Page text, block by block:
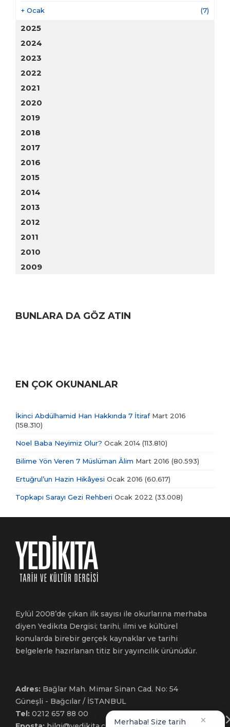
+ Ocak (7)
2025
2024
2023
2022
2021
2020
2019
2018
2017
2016
2015
2014
2013
2012
2011
2010
2009
BUNLARA DA GÖZ ATIN
EN ÇOK OKUNANLAR
İkinci Abdülhamid Han Hakkında 7 İtirafMart 2016
(158.310)
Noel Baba Neyimiz Olur? Ocak 2014 (113.810)
Bilime Yön Veren 7 Müslüman Âlim Mart 2016 (80.593)
Ertuğrul’un Hazin Hikâyesi Ocak 2016 (60.617)
Topkapı Sarayı Gezi Rehberi Ocak 2022 (33.008)
Eylül 2008’de çıkan ilk sayısı ile okurlarına merhaba
diyen Yedikıta Dergisi; tarihi, ilmi ve kültürel
konularda birebir gerçek kaynaklar ve tarihi
belgelerle hazırlanan titiz bir yayıncılık ürünüdür.
Adres: Bağlar Mah. Mimar Sinan Cad. No: 54
Güneşli - Bağcılar / İSTANBUL
Tel: 0212 657 88 00
×
Merhaba! Size tarih